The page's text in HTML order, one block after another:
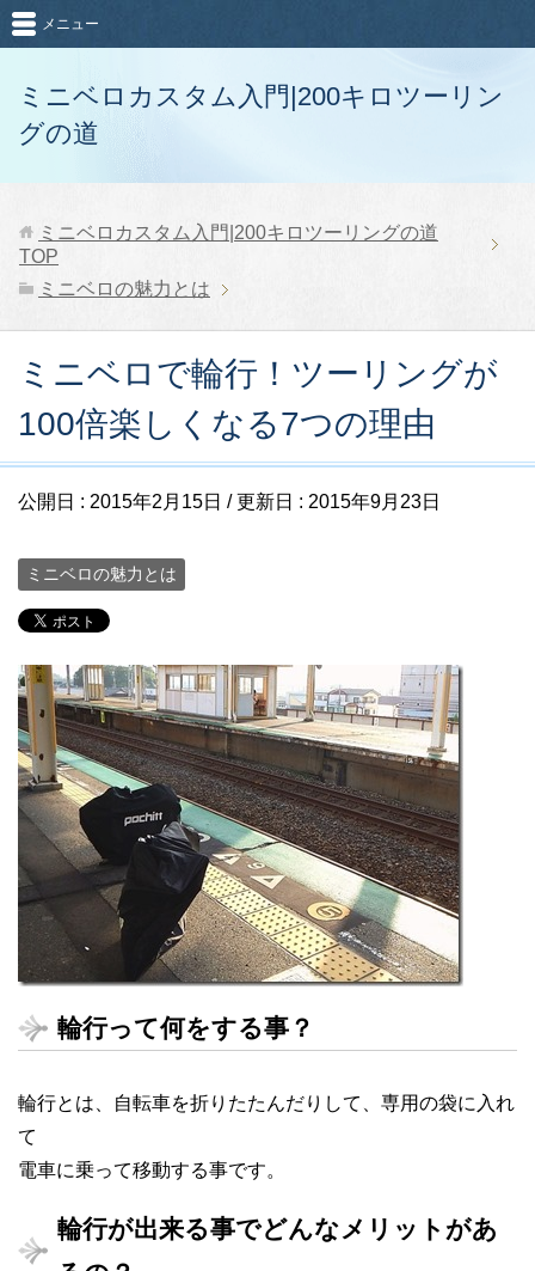
ミニベロカスタム入門|200キロツーリン
グの道
メニュー
ミニベロカスタム入門|200キロツーリングの道
TOP
ミニベロの魅力とは
ミニベロで輪行！ツーリングが
100倍楽しくなる7つの理由
公開日 : 2015年2月15日 / 更新日 : 2015年9月23日
ミニベロの魅力とは
輪行って何をする事？
輪行とは、自転車を折りたたんだりして、専用の袋に入れ
て
電車に乗って移動する事です。
輪行が出来る事でどんなメリットがあ